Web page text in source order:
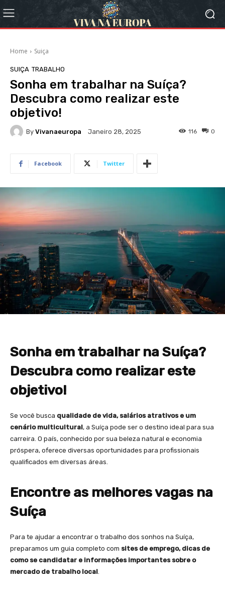
Home Suiça
SUIÇA TRABALHO
Sonha em trabalhar na Suíça?
Descubra como realizar este
objetivo!
By Vivanaeuropa Janeiro 28, 2025 0
116
Facebook Twitter
Sonha em trabalhar na Suíça?
Descubra como realizar este
objetivo!
Se você busca qualidade de vida, salários atrativos e um
cenário multicultural, a Suíça pode ser o destino ideal para sua
carreira. O país, conhecido por sua beleza natural e economia
próspera, oferece diversas oportunidades para profissionais
qualificados em diversas áreas.
Encontre as melhores vagas na
Suíça
Para te ajudar a encontrar o trabalho dos sonhos na Suíça,
preparamos um guia completo com sites de emprego, dicas de
como se candidatar e informações importantes sobre o
mercado de trabalho local.